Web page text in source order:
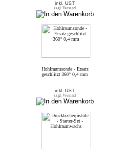
inkl. UST
zzgl. Versand
Hohlraumsonde - Ersatz
geschlitzt 360° 0,4 mm
inkl. UST
zzgl. Versand